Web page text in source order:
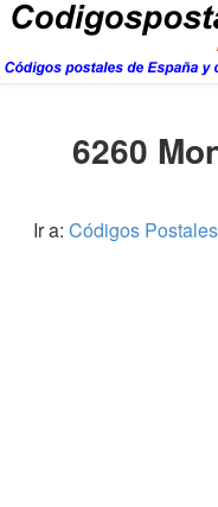
6260
Ir a: Códigos